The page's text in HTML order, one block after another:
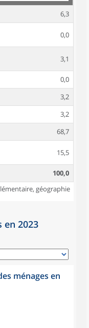
6,3
0,0
3,1
0,0
3,2
3,2
68,7
15,5
100,0
géographie
en 2023
ménages en